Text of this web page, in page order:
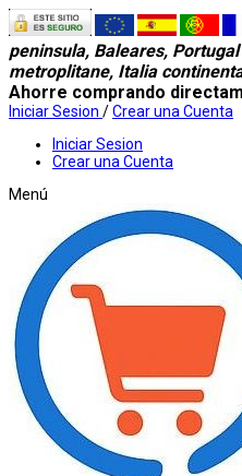
peninsula, Baleares,
metroplitane, Italia
Ahorre comprando
Iniciar Sesion /Crear una Cuenta
Iniciar Sesion
Crear una Cuenta
Menú